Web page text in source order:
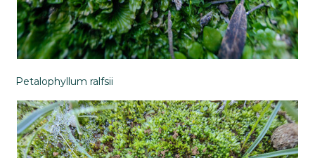
Petalophyllum ralfsii